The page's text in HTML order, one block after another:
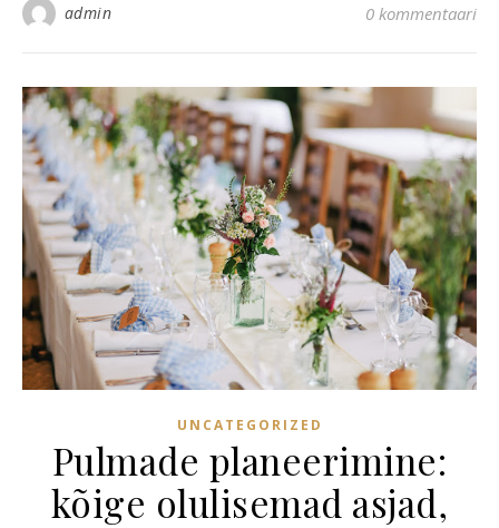
admin 0 kommentaari
UNCATEGORIZED
Pulmade planeerimine:
kõige olulisemad asjad,